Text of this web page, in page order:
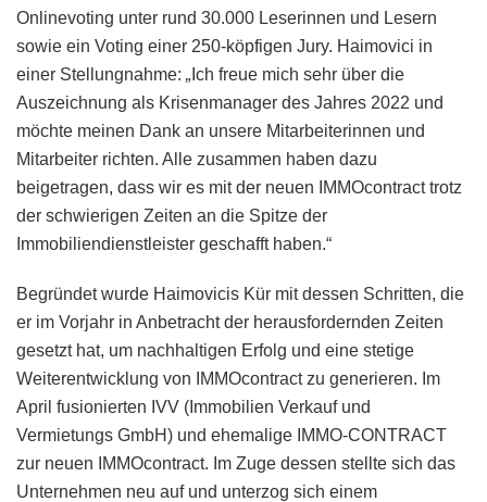
Onlinevoting unter rund 30.000 Leserinnen und Lesern
sowie ein Voting einer 250-köpfigen Jury. Haimovici in
einer Stellungnahme: „ Ich freue mich sehr über die
Auszeichnung als Krisenmanager des Jahres 2022 und
möchte meinen Dank an unsere Mitarbeiterinnen und
Mitarbeiter richten. Alle zusammen haben dazu
beigetragen, dass wir es mit der neuen IMMOcontract trotz
der schwierigen Zeiten an die Spitze der
Immobiliendienstleister geschafft haben.“
Begründet wurde Haimovicis Kür mit dessen Schritten, die
er im Vorjahr in Anbetracht der herausfordernden Zeiten
gesetzt hat, um nachhaltigen Erfolg und eine stetige
Weiterentwicklung von IMMOcontract zu generieren. Im
April fusionierten IVV (Immobilien Verkauf und
Vermietungs GmbH) und ehemalige IMMO-CONTRACT
zur neuen IMMOcontract. Im Zuge dessen stellte sich das
Unternehmen neu auf und unterzog sich einem